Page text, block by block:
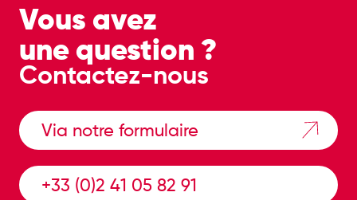
Vous avez
une question ?
Contactez-nous
Via notre formulaire
+33 (0)2 41 05 82 91